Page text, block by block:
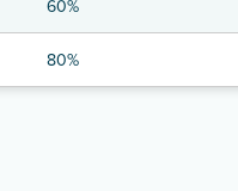
60%
80%